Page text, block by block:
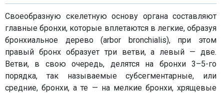
Своеобразную скелетную основу органа составляют
главные бронхи, которые вплетаются в легкие, образуя
бронхиальное дерево (arbor bronchialis), при этом
правый бронх образует три ветви, а левый — две.
Ветви, в свою очередь, делятся на бронхи 3–5-го
порядка, так называемые субсегментарные, или
средние, бронхи, а те — на мелкие бронхи, хрящевые